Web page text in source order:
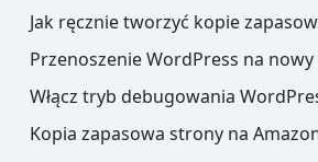
Jak ręcznie tworzyć kopie
Przenoszenie WordPress na
Włącz tryb debugowania
Kopia zapasowa strony na